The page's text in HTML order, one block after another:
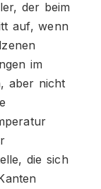
der beim
auf, wenn
im
aber nicht
die sich